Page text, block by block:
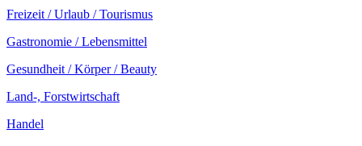
Freizeit / Urlaub / Tourismus
Gastronomie / Lebensmittel
Gesundheit / Körper / Beauty
Land-, Forstwirtschaft
Handel